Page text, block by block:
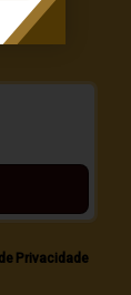
Privacidade